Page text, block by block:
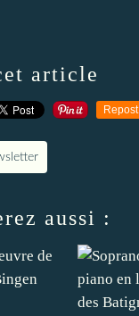
article
Repost
aussi :